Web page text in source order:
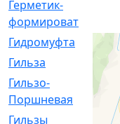
Герметик-
формирователь
Гидромуфта
Гильза
Гильзо-
Поршневая
Гильзы